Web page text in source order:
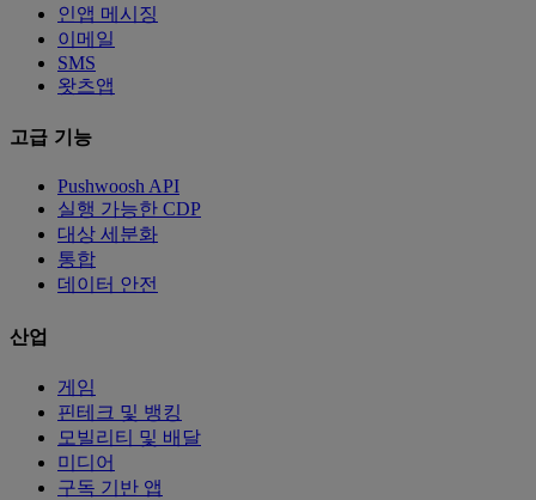
인앱 메시징
이메일
SMS
왓츠앱
고급 기능
Pushwoosh API
실행 가능한 CDP
대상 세분화
통합
데이터 안전
산업
게임
핀테크 및 뱅킹
모빌리티 및 배달
미디어
구독 기반 앱